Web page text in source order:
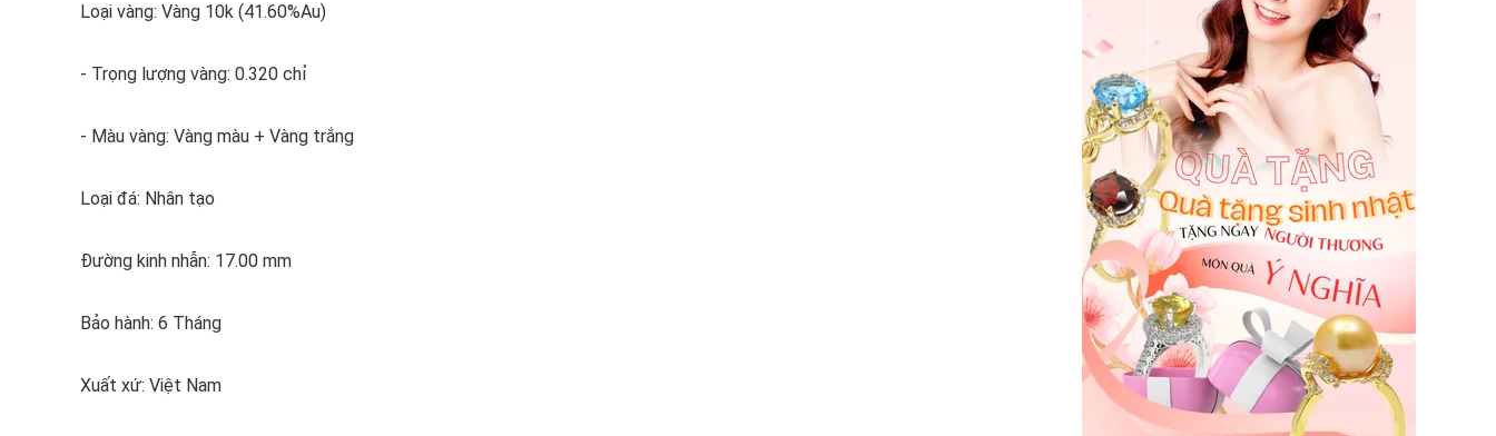
Loại vàng: Vàng 10k (41.60%Au)
- Trọng lượng vàng: 0.320 chỉ
- Màu vàng: Vàng màu + Vàng trắng
Loại đá: Nhân tạo
Đường kinh nhẫn: 17.00 mm
Bảo hành: 6 Tháng
Xuất xứ: Việt Nam